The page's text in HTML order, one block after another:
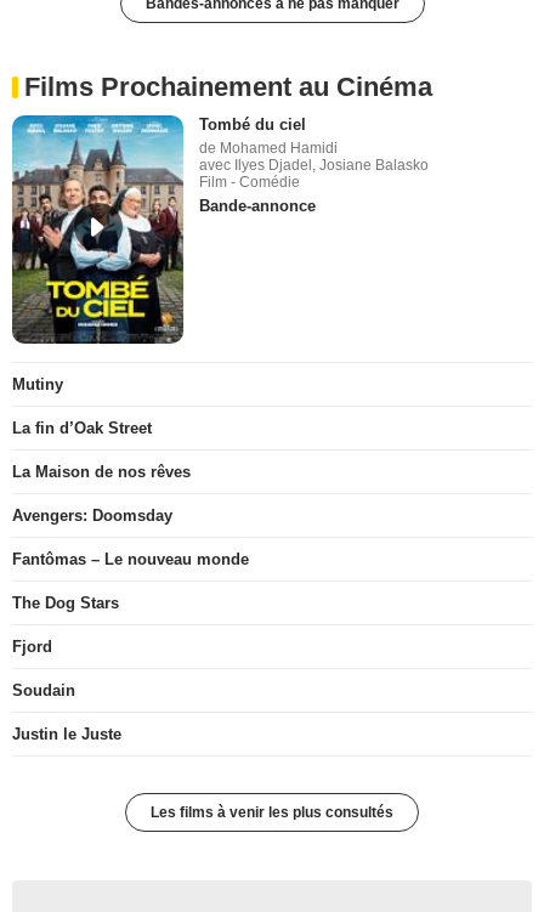
Bandes-annonces à ne pas manquer
Films Prochainement au Cinéma
Tombé du ciel
de Mohamed Hamidi
avec Ilyes Djadel, Josiane Balasko
Film - Comédie
Bande-annonce
Mutiny
La fin d’Oak Street
La Maison de nos rêves
Avengers: Doomsday
Fantômas – Le nouveau monde
The Dog Stars
Fjord
Soudain
Justin le Juste
Les films à venir les plus consultés